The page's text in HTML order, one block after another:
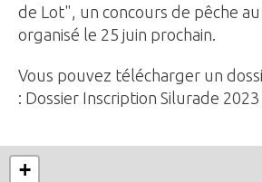
de Lot", un concours de pêche
organisé le 25 juin prochain.
Vous pouvez télécharger un
: Dossier Inscription Silurade
+